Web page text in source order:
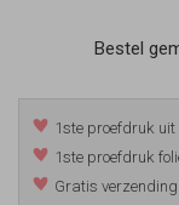
Bestel
1ste proefdruk
1ste proefdruk
Gratis